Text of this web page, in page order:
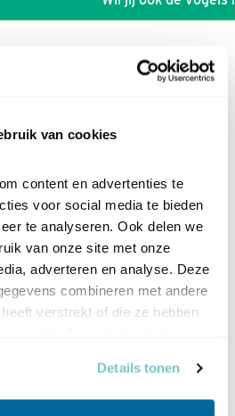
van cookies
content en advertenties te
voor social media te bieden
te analyseren. Ook delen we
van onze site met onze
adverteren en analyse. Deze
combineren met andere
verstrekt of die ze hebben
Details tonen
DIT FILMPJE
(ode aan man